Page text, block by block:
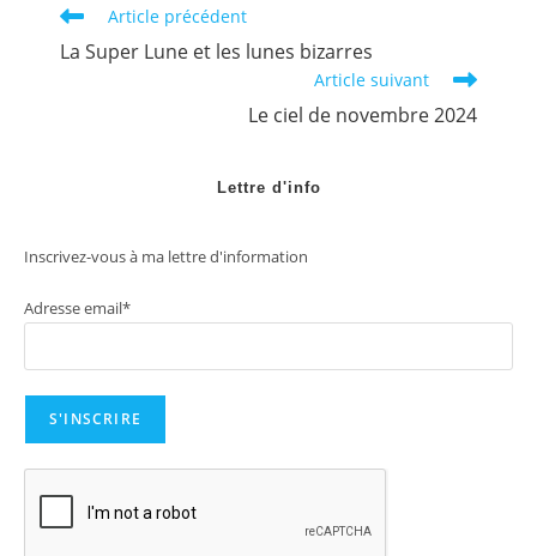
Read
articles
Article précédent
La Super Lune et les lunes bizarres
Article suivant
Le ciel de novembre 2024
Lettre d'info
Inscrivez-vous à ma lettre d'information
Adresse email*